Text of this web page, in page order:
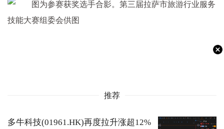
推荐
多牛科技(01961.HK)再度拉升涨超12%